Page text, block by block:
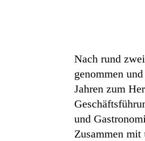
Nach rund
genommen
Jahren zum
und
Zusammen